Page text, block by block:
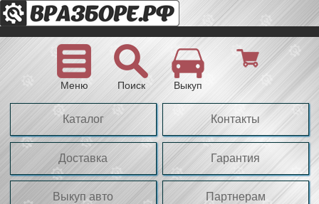
Меню Поиск Выкуп
Каталог Контакты
Доставка Гарантия
Выкуп авто Партнерам